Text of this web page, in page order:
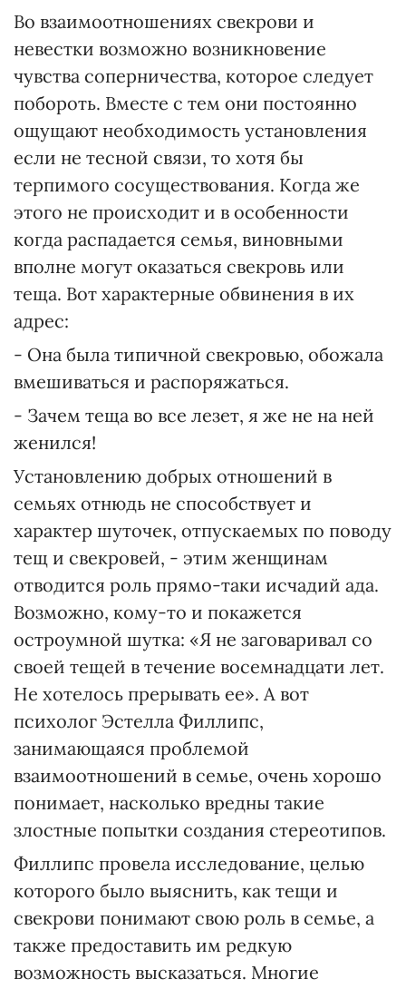
Во взаимоотношениях свекрови и
невестки возможно возникновение
чувства соперничества, которое следует
побороть. Вместе с тем они постоянно
ощущают необходимость установления
если не тесной связи, то хотя бы
терпимого сосуществования. Когда же
этого не происходит и в особенности
когда распадается семья, виновными
вполне могут оказаться свекровь или
теща. Вот характерные обвинения в их
адрес:
- Она была типичной свекровью, обожала
вмешиваться и распоряжаться.
- Зачем теща во все лезет, я же не на ней
женился!
Установлению добрых отношений в
семьях отнюдь не способствует и
характер шуточек, отпускаемых по поводу
тещ и свекровей, - этим женщинам
отводится роль прямо-таки исчадий ада.
Возможно, кому-то и покажется
остроумной шутка: «Я не заговаривал со
своей тещей в течение восемнадцати лет.
Не хотелось прерывать ее». А вот
психолог Эстелла Филлипс,
занимающаяся проблемой
взаимоотношений в семье, очень хорошо
понимает, насколько вредны такие
злостные попытки создания стереотипов.
Филлипс провела исследование, целью
которого было выяснить, как тещи и
свекрови понимают свою роль в семье, а
также предоставить им редкую
возможность высказаться. Многие